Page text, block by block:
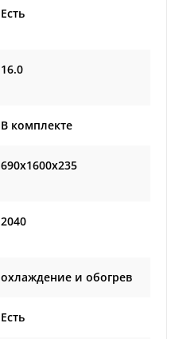
Есть
16.0
В комплекте
690x1600x235
2040
охлаждение и обогрев
Есть